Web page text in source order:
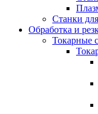
Станки
Обработка и
Токарные